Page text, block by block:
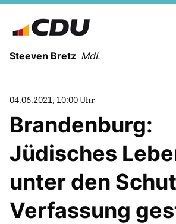
Steeven Bretz MdL
VITA
PRESSEFOTOS
MEIN BÜRGERBÜRO
04.06.2021, 10:00 Uhr
Brandenburg:
Jüdisches
unter den
Verfassung